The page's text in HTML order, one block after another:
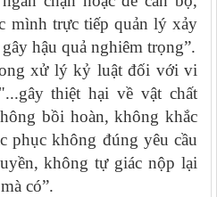
mình trực tiếp quản lý xảy
hậu quả nghiêm trọng”.
xử lý kỷ luật đối với vi
thiệt hại về vật chất
bồi hoàn, không khắc
phục không đúng yêu cầu
không tự giác nộp lại
có”.